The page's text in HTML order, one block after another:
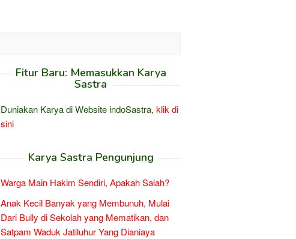
Fitur Baru: Memasukkan Karya
Sastra
Duniakan Karya di Website indoSastra, klik di
sini
Karya Sastra Pengunjung
Warga Main Hakim Sendiri, Apakah Salah?
Anak Kecil Banyak yang Membunuh, Mulai
Dari Bully di Sekolah yang Mematikan, dan
Satpam Waduk Jatiluhur Yang Dianiaya